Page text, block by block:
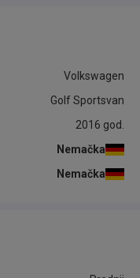
Volkswagen
Golf Sportsvan
2016 god.
Nemačka
Nemačka